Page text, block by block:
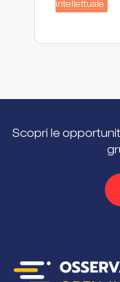
intellettuale
Scopri le